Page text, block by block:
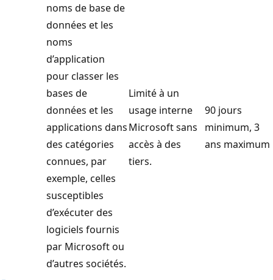
noms de base de
données et les
noms
d’application
pour classer les
bases de
données et les
applications dans
des catégories
connues, par
exemple, celles
susceptibles
d’exécuter des
logiciels fournis
par Microsoft ou
d’autres sociétés.
Limité à un
usage interne
Microsoft sans
accès à des
tiers.
90 jours
minimum, 3
ans maximum